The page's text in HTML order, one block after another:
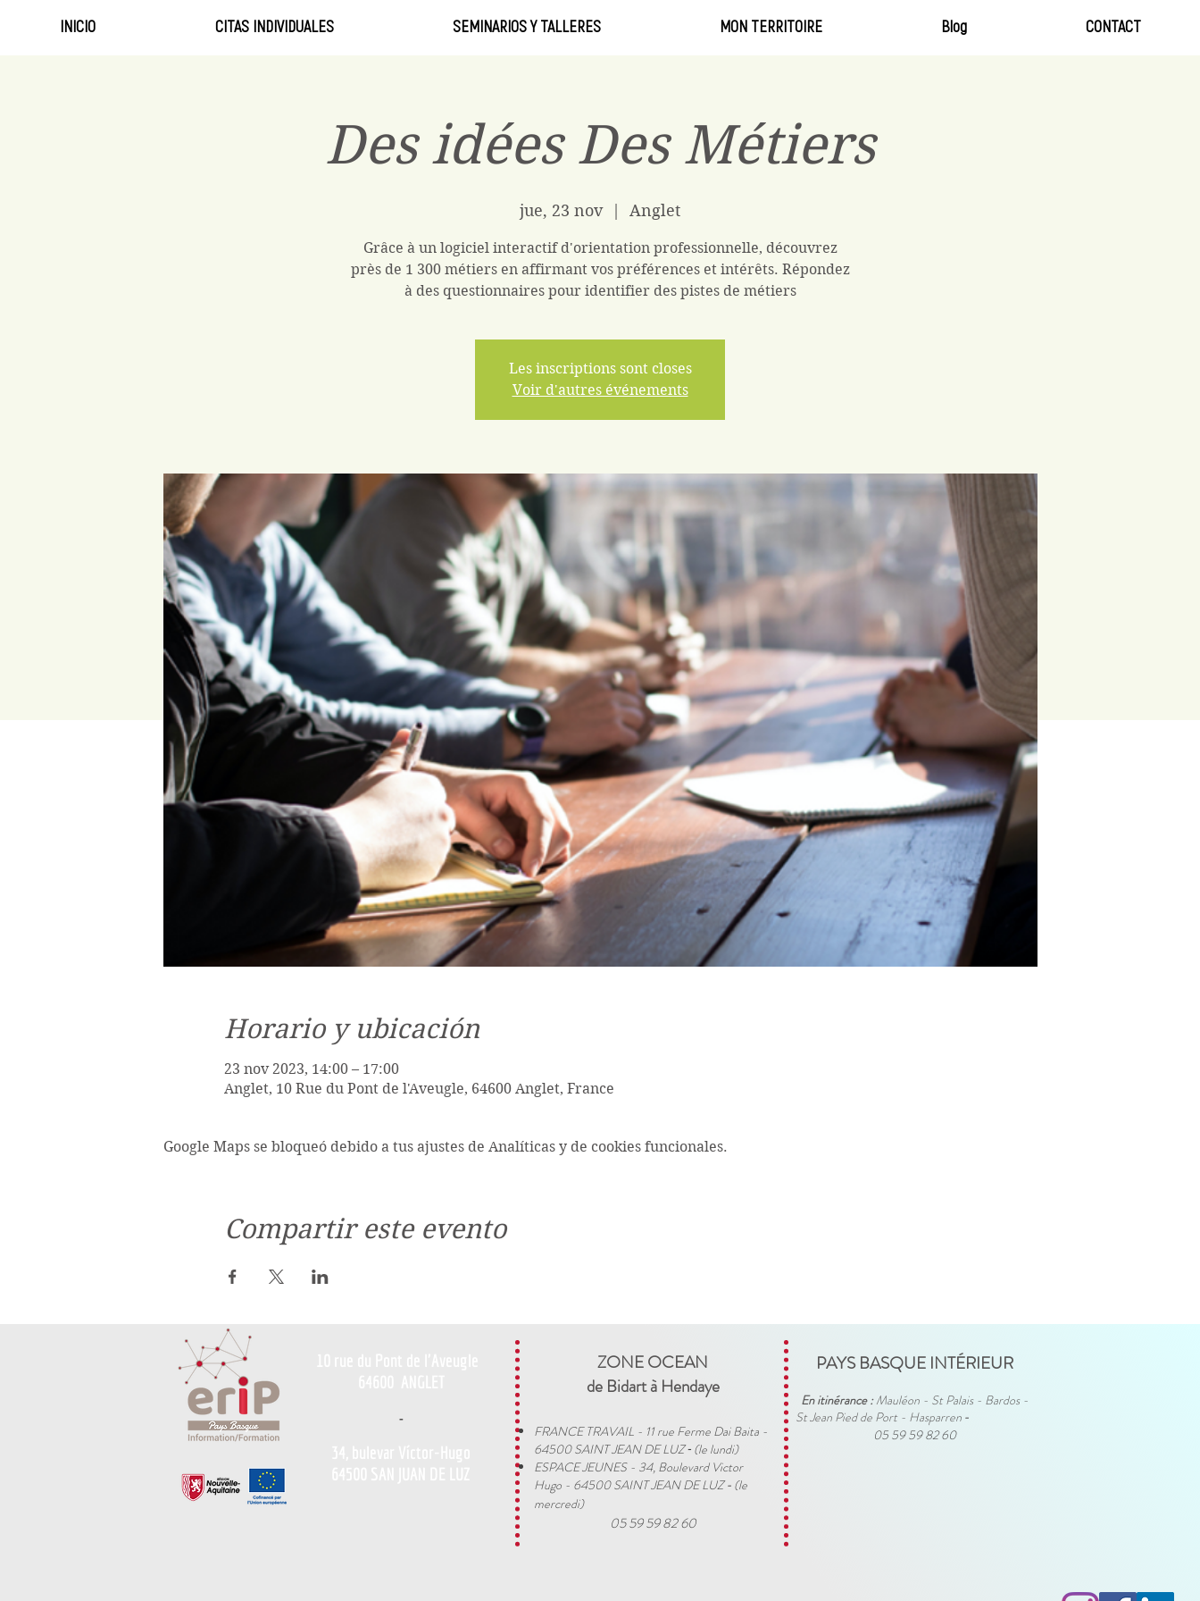
INICIO CITAS INDIVIDUALES SEMINARIOS Y TALLERES MON TERRITOIRE Blog CONTACT
Des idées Des Métiers
jue, 23 nov
  |
Anglet
Grâce à un logiciel interactif d'orientation professionnelle, découvrez
près de 1 300 métiers en affirmant vos préférences et intérêts. Répondez
à des questionnaires pour identifier des pistes de métiers
Les inscriptions sont closes
Voir d'autres événements
Horario y ubicación
23 nov 2023, 14:00 – 17:00
Anglet, 10 Rue du Pont de l'Aveugle, 64600 Anglet, France
Google Maps se bloqueó debido a tus ajustes de Analíticas y de cookies funcionales.
Compartir este evento
-
ZONE OCEAN
de Bidart à Hendaye​
FRANCE TRAVAIL - 11 rue Ferme Dai Baita -
64500 SAINT JEAN DE LUZ​ - (le lundi)
ESPACE JEUNES - 34, Boulevard Victor
Hugo - 64500 SAINT JEAN DE LUZ- (le
mercredi)
05 59 59 82 60
PAYS BASQUE INTÉRIEUR
En itinérance :Mauléon - St Palais - Bardos -
St Jean Pied de Port - Hasparren -
05 59 59 82 60